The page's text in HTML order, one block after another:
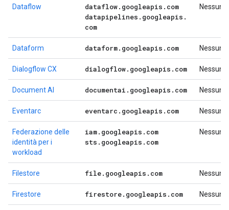
Dataflow dataflow. googleapis . com
datapipelines . googleapis .
com
Nessuno
Dataform dataform. googleapis . com Nessuno
Dialogflow CX dialogflow. googleapis . com Nessuno
Document AI documentai . googleapis . com Nessuno
Eventarc eventarc . googleapis . com Nessuno
Federazione delle
identità per i
workload
iam. googleapis . com
sts . googleapis . com
Nessuno
Filestore file. googleapis . com Nessuno
Firestore firestore. googleapis . com Nessuno